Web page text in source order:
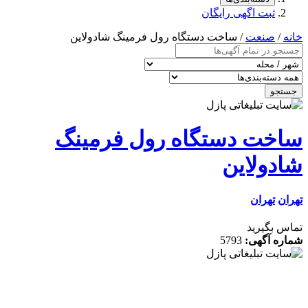
ثبت اگهی رایگان
/صنعت/ ساخت دستگاه رول فرمینگ شادولاین
دستگاه رول فرمینگ
تهران
بگیرید
آگهی:5793